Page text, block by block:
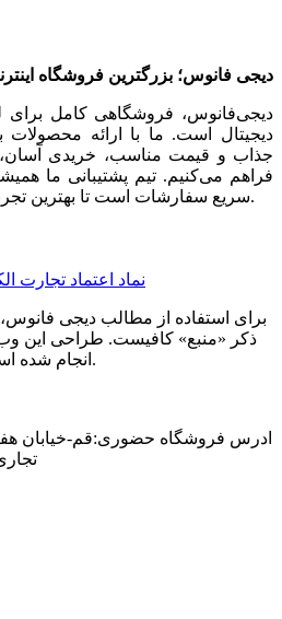
دیجی فانوس؛ بزرگترین فروشگاه
دیجی‌فانوس، فروشگاهی کامل برای
دیجیتال است. ما با ارائه محصولات
جذاب و قیمت مناسب، خریدی
فراهم می‌کنیم. تیم پشتیبانی ما
سریع سفارشات است تا بهترین تجربه خرید آنلاین را داشته باشید.
برای استفاده از مطالب دیجی
ذکر «منبع» کافیست. طراحی این
انجام شده است.
ادرس فروشگاه حضوری:قم-خیابان